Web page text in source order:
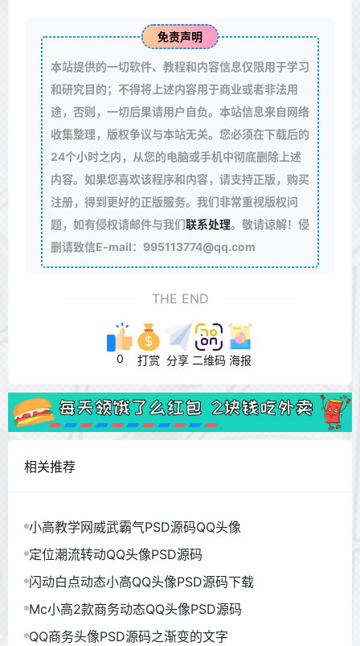
免责声明
本站提供的一切软件、教程和内容信息仅限用于学习
和研究目的；不得将上述内容用于商业或者非法用
途，否则，一切后果请用户自负。本站信息来自网络
收集整理，版权争议与本站无关。您必须在下载后的
24个小时之内，从您的电脑或手机中彻底删除上述
内容。如果您喜欢该程序和内容，请支持正版，购买
注册，得到更好的正版服务。我们非常重视版权问
题，如有侵权请邮件与我们联系处理。敬请谅解！侵
删请致信E-mail：995113774@qq.com
THE END
0 打赏 分享 二维码 海报
相关推荐
小高教学网威武霸气PSD源码QQ头像
定位潮流转动QQ头像PSD源码
闪动白点动态小高QQ头像PSD源码下载
Mc小高2款商务动态QQ头像PSD源码
QQ商务头像PSD源码之渐变的文字